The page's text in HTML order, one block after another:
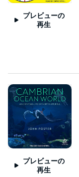
プレビューの
再生
プレビューの
再生